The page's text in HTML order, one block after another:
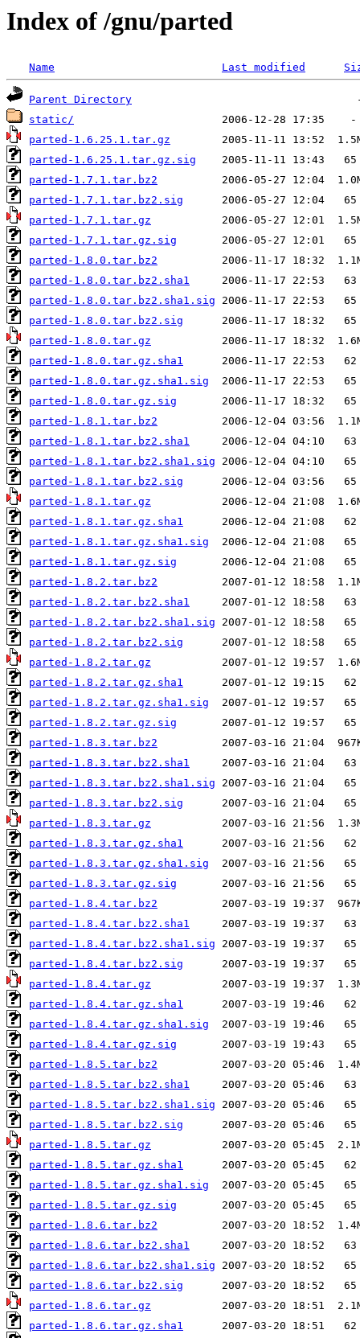
Index of /gnu/parted
Name Last modified
Parent Directory
static/
parted-1.6.25.1.tar.gz
parted-1.6.25.1.tar.gz.sig
parted-1.7.1.tar.bz2
parted-1.7.1.tar.bz2.sig
parted-1.7.1.tar.gz
parted-1.7.1.tar.gz.sig
parted-1.8.0.tar.bz2
parted-1.8.0.tar.bz2.sha1
parted-1.8.0.tar.bz2.sha1.sig
parted-1.8.0.tar.bz2.sig
parted-1.8.0.tar.gz
parted-1.8.0.tar.gz.sha1
parted-1.8.0.tar.gz.sha1.sig
parted-1.8.0.tar.gz.sig
parted-1.8.1.tar.bz2
parted-1.8.1.tar.bz2.sha1
parted-1.8.1.tar.bz2.sha1.sig
parted-1.8.1.tar.bz2.sig
parted-1.8.1.tar.gz
parted-1.8.1.tar.gz.sha1
parted-1.8.1.tar.gz.sha1.sig
parted-1.8.1.tar.gz.sig
parted-1.8.2.tar.bz2
parted-1.8.2.tar.bz2.sha1
parted-1.8.2.tar.bz2.sha1.sig
parted-1.8.2.tar.bz2.sig
parted-1.8.2.tar.gz
parted-1.8.2.tar.gz.sha1
parted-1.8.2.tar.gz.sha1.sig
parted-1.8.2.tar.gz.sig
parted-1.8.3.tar.bz2
parted-1.8.3.tar.bz2.sha1
parted-1.8.3.tar.bz2.sha1.sig
parted-1.8.3.tar.bz2.sig
parted-1.8.3.tar.gz
parted-1.8.3.tar.gz.sha1
parted-1.8.3.tar.gz.sha1.sig
parted-1.8.3.tar.gz.sig
parted-1.8.4.tar.bz2
parted-1.8.4.tar.bz2.sha1
parted-1.8.4.tar.bz2.sha1.sig
parted-1.8.4.tar.bz2.sig
parted-1.8.4.tar.gz
parted-1.8.4.tar.gz.sha1
parted-1.8.4.tar.gz.sha1.sig
parted-1.8.4.tar.gz.sig
parted-1.8.5.tar.bz2
parted-1.8.5.tar.bz2.sha1
parted-1.8.5.tar.bz2.sha1.sig
parted-1.8.5.tar.bz2.sig
parted-1.8.5.tar.gz
parted-1.8.5.tar.gz.sha1
parted-1.8.5.tar.gz.sha1.sig
parted-1.8.5.tar.gz.sig
parted-1.8.6.tar.bz2
parted-1.8.6.tar.bz2.sha1
parted-1.8.6.tar.bz2.sha1.sig
parted-1.8.6.tar.bz2.sig
parted-1.8.6.tar.gz
parted-1.8.6.tar.gz.sha1